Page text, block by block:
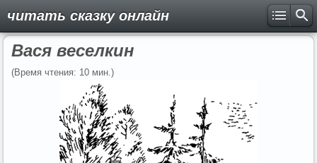
читать сказку онлайн
Вася веселкин
(Время чтения: 10 мин.)